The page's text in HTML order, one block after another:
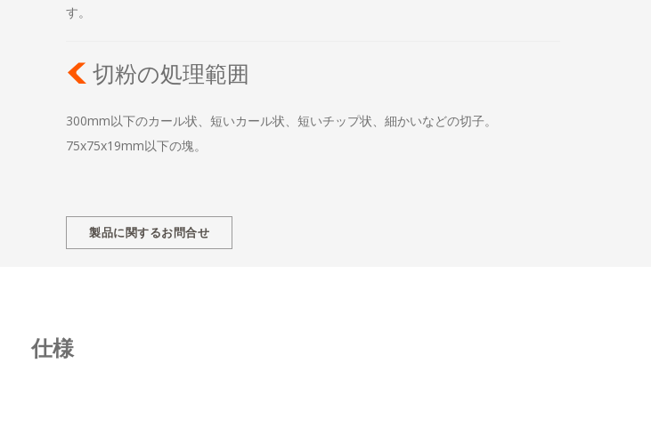
す。
切粉の処理範囲
300mm以下のカール状、短いカール状、短いチップ状、細かいなどの切子。
75x75x19mm以下の塊。
製品に関するお問合せ
仕様